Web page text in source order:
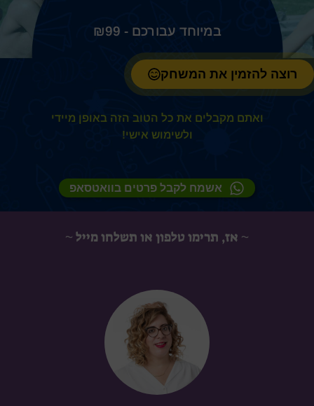
₪99
רוצה להזמין את המשחק
ואתם מקבלים את כל הטוב הזה באופן מיידי
ולשימוש אישי!
אשמח לקבל פרטים בוואטסאפ
~ אז, תרימו טלפון או תשלחו מייל ~